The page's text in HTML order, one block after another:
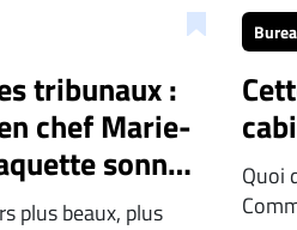
tribunaux :
chef Marie-
sonne
plus beaux, plus
Quoi